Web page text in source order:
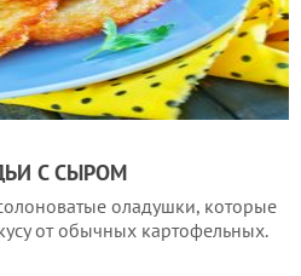
С СЫРОМ
оладушки, которые
от обычных картофельных.